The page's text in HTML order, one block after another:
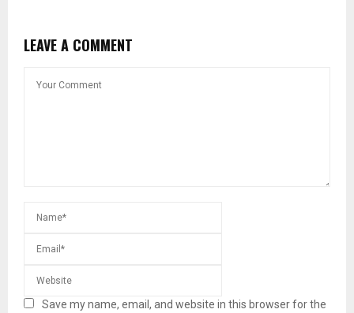
LEAVE A COMMENT
Save my name, email, and website in this browser for the